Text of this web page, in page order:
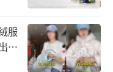
安心财险未披露
市财产险企中，
服
超